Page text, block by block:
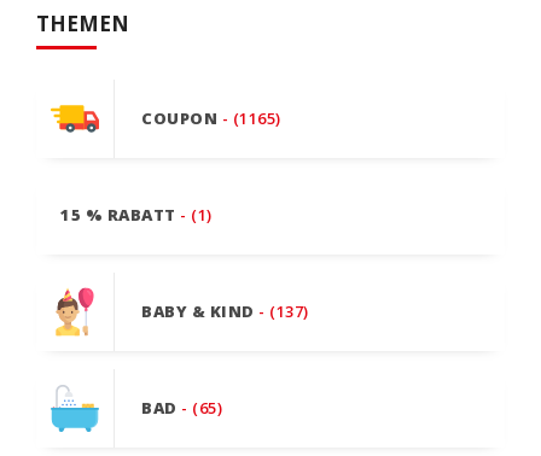
THEMEN
COUPON - (1165)
15 % RABATT - (1)
BABY & KIND - (137)
BAD - (65)